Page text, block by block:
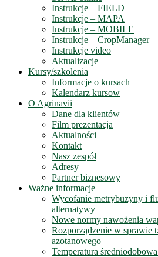
Instrukcje – FIELD
Instrukcje – MAPA
Instrukcje – MOBILE
Instrukcje – CropManager
Instrukcje video
Aktualizacje
Kursy/szkolenia
Informacje o kursach
Kalendarz kursow
O Agrinavii
Dane dla klientów
Film prezentacja
Aktualności
Kontakt
Nasz zespół
Adresy
Partner biznesowy
Ważne informacje
Wycofanie metrybuzyny i
alternatywy
Nowe normy nawożenia
Rozporządzenie w sprawie
azotanowego
Temperatura